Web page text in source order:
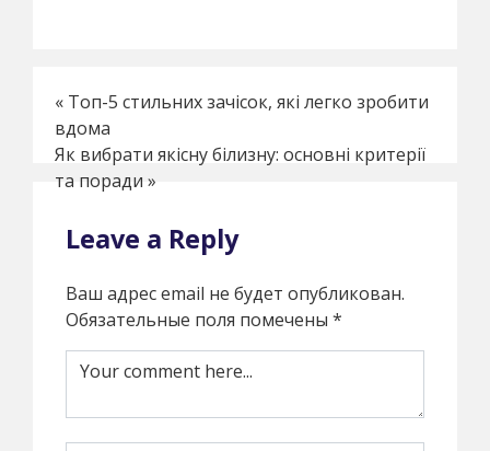
« Топ-5 стильних зачісок, які легко зробити
вдома
Як вибрати якісну білизну: основні критерії
та поради »
Leave a Reply
Ваш адрес email не будет опубликован.
Обязательные поля помечены *